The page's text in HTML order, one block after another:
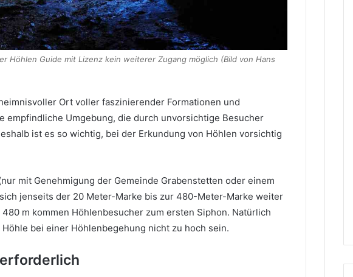
Höhlen Guide mit Lizenz kein weiterer Zugang möglich (Bild von Hans
Ort voller faszinierender Formationen und
empfindliche Umgebung, die durch unvorsichtige Besucher
ist es so wichtig, bei der Erkundung von Höhlen vorsichtig
mit Genehmigung der Gemeinde Grabenstetten oder einem
jenseits der 20 Meter-Marke bis zur 480-Meter-Marke weiter
m kommen Höhlenbesucher zum ersten Siphon. Natürlich
bei einer Höhlenbegehung nicht zu hoch sein.